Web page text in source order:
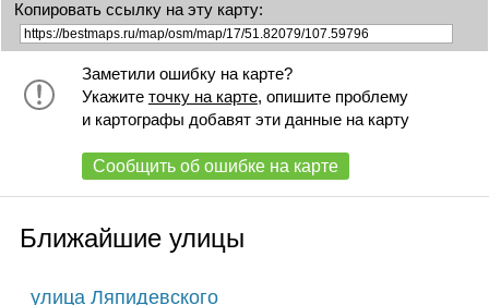
Копировать ссылку на эту карту:
Заметили ошибку на карте?
Укажите точку на карте, опишите проблему
и картографы добавят эти данные на карту
Сообщить об ошибке на карте
Ближайшие улицы
улица Ляпидевского